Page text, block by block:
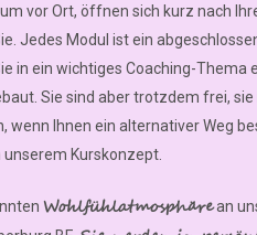
vor Ort, öffnen sich kurz nach
Jedes Modul ist ein
in ein wichtiges Coaching-Thema
Sie sind aber trotzdem frei, sie
wenn Ihnen ein alternativer Weg
Kurskonzept.
Wohlfühlatmosphärean